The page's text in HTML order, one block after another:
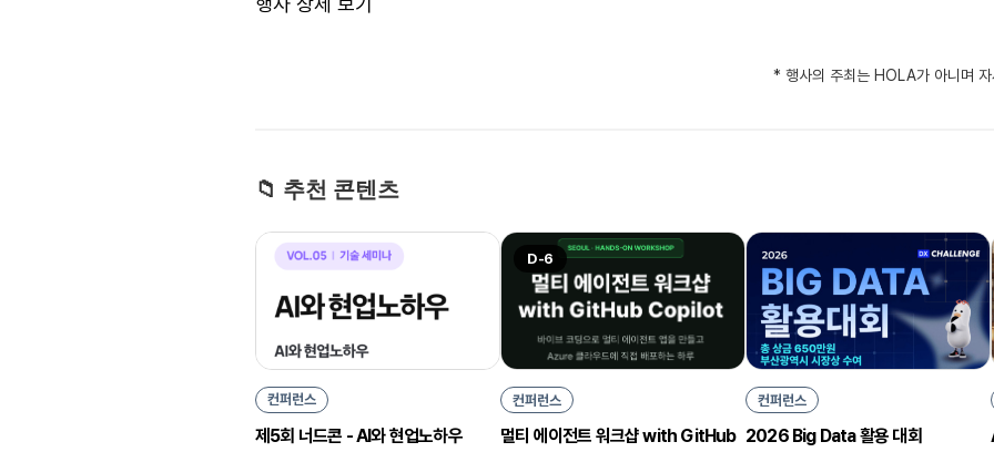
* 행사의 주최는 HOLA가 아니며 자
📁 추천 콘텐츠
컨퍼런스
제5회 너드콘 - AI와 현업노하우
D-6
컨퍼런스
멀티 에이전트 워크샵 with GitHub
컨퍼런스
2026 Big Data 활용 대회